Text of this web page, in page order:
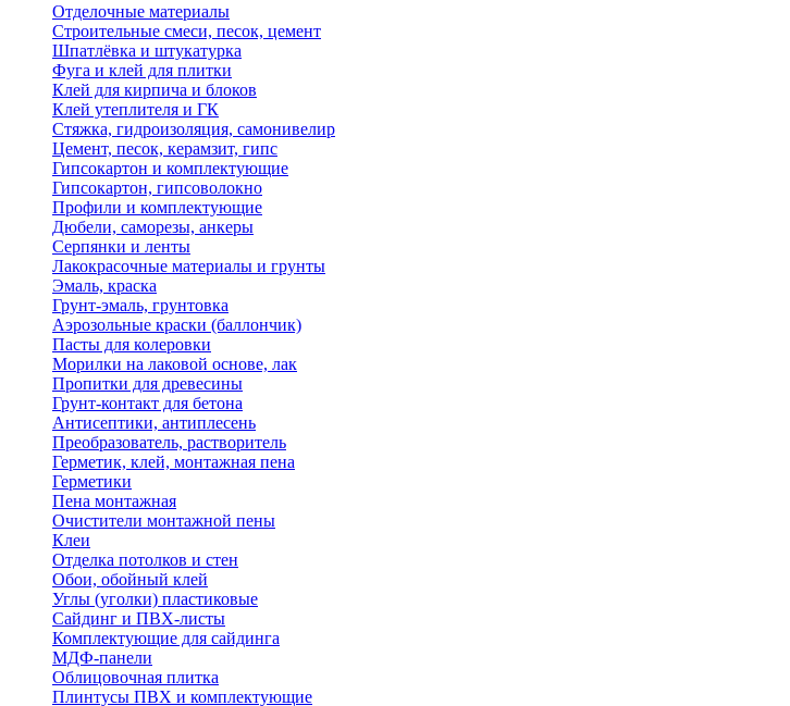
Отделочные материалы
Строительные смеси, песок, цемент
Шпатлёвка и штукатурка
Фуга и клей для плитки
Клей для кирпича и блоков
Клей утеплителя и ГК
Стяжка, гидроизоляция, самонивелир
Цемент, песок, керамзит, гипс
Гипсокартон и комплектующие
Гипсокартон, гипсоволокно
Профили и комплектующие
Дюбели, саморезы, анкеры
Серпянки и ленты
Лакокрасочные материалы и грунты
Эмаль, краска
Грунт-эмаль, грунтовка
Аэрозольные краски (баллончик)
Пасты для колеровки
Морилки на лаковой основе, лак
Пропитки для древесины
Грунт-контакт для бетона
Антисептики, антиплесень
Преобразователь, растворитель
Герметик, клей, монтажная пена
Герметики
Пена монтажная
Очистители монтажной пены
Клеи
Отделка потолков и стен
Обои, обойный клей
Углы (уголки) пластиковые
Сайдинг и ПВХ-листы
Комплектующие для сайдинга
МДФ-панели
Облицовочная плитка
Плинтусы ПВХ и комплектующие